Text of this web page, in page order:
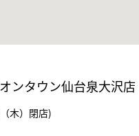
ンタウン仙台泉大沢店
木）閉店)